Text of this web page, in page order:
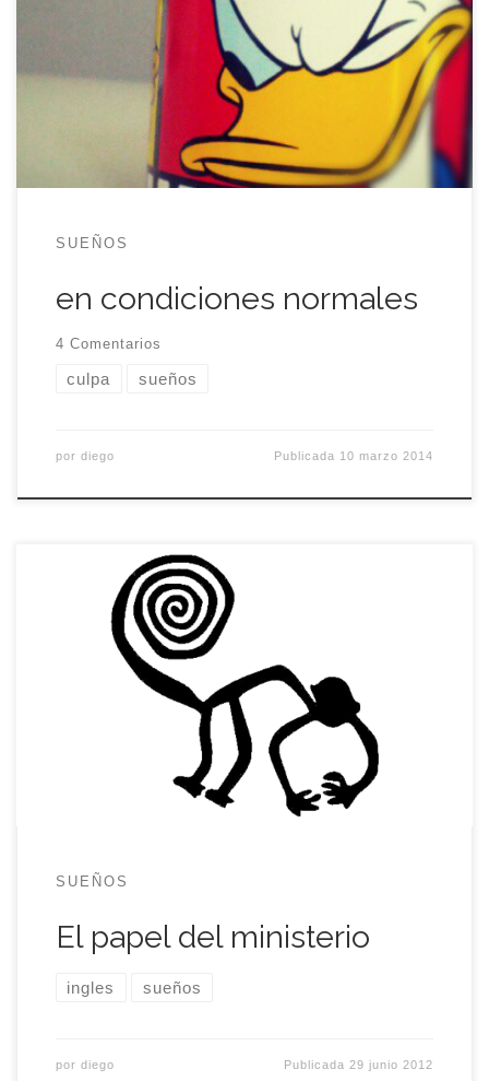
mal humor patente, hosco y áspero y que trato
mal a todo aquel que me dirige la palabra. Es muy
probable, eme rara vez se equivoca en este tipo
de juicios. Así que si has tenido la desgracia de […]
SUEÑOS
en condiciones normales
4 Comentarios
culpa sueños
por diego Publicada 10 marzo 2014
Al final, tanto va el cántaro a la fuente, que
termina trayendo agua. He aprobado inglés, el
segundo curso del nivel avanzado, en la Escuela
Oficial de Idiomas de Mérida. Ya soy el orgulloso
poseedor de un papel donde, bajo mi nombre y el
del ministro de educación de turno, […]
SUEÑOS
El papel del ministerio
ingles sueños
por diego Publicada 29 junio 2012